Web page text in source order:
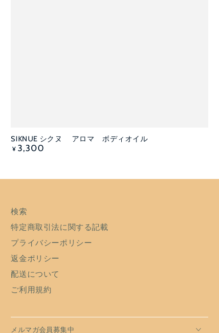
SIKNUE シクヌ アロマ ボディオイル
定
価
¥ 3,300
検索
特定商取引法に関する記載
プライバシーポリシー
返金ポリシー
配送について
ご利用規約
メルマガ会員募集中